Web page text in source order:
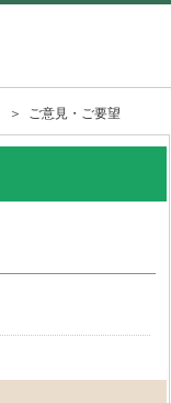
＞ ご意見・ご要望